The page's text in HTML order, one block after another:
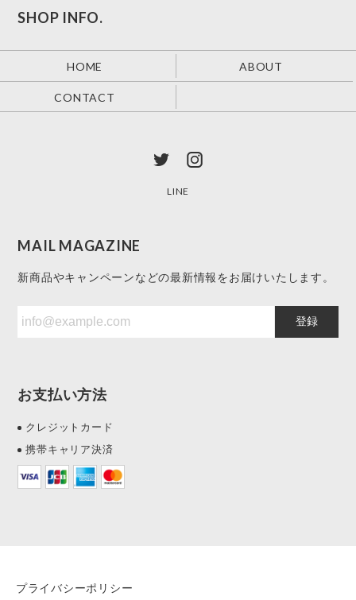
SHOP INFO.
HOME ABOUT
CONTACT
LINE
MAIL MAGAZINE
新商品やキャンペーンなどの最新情報をお届けいたします。
登録
お支払い方法
クレジットカード
携帯キャリア決済
プライバシーポリシー